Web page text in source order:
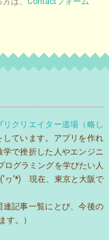
リクリエイター道場（略し
しています。アプリを作れ
で挫折した人やエンジニ
ログラミングを学びたい人
ヮ'*)ゝ現在、東京と大阪で
連記事一覧にとび、今後の
す。）